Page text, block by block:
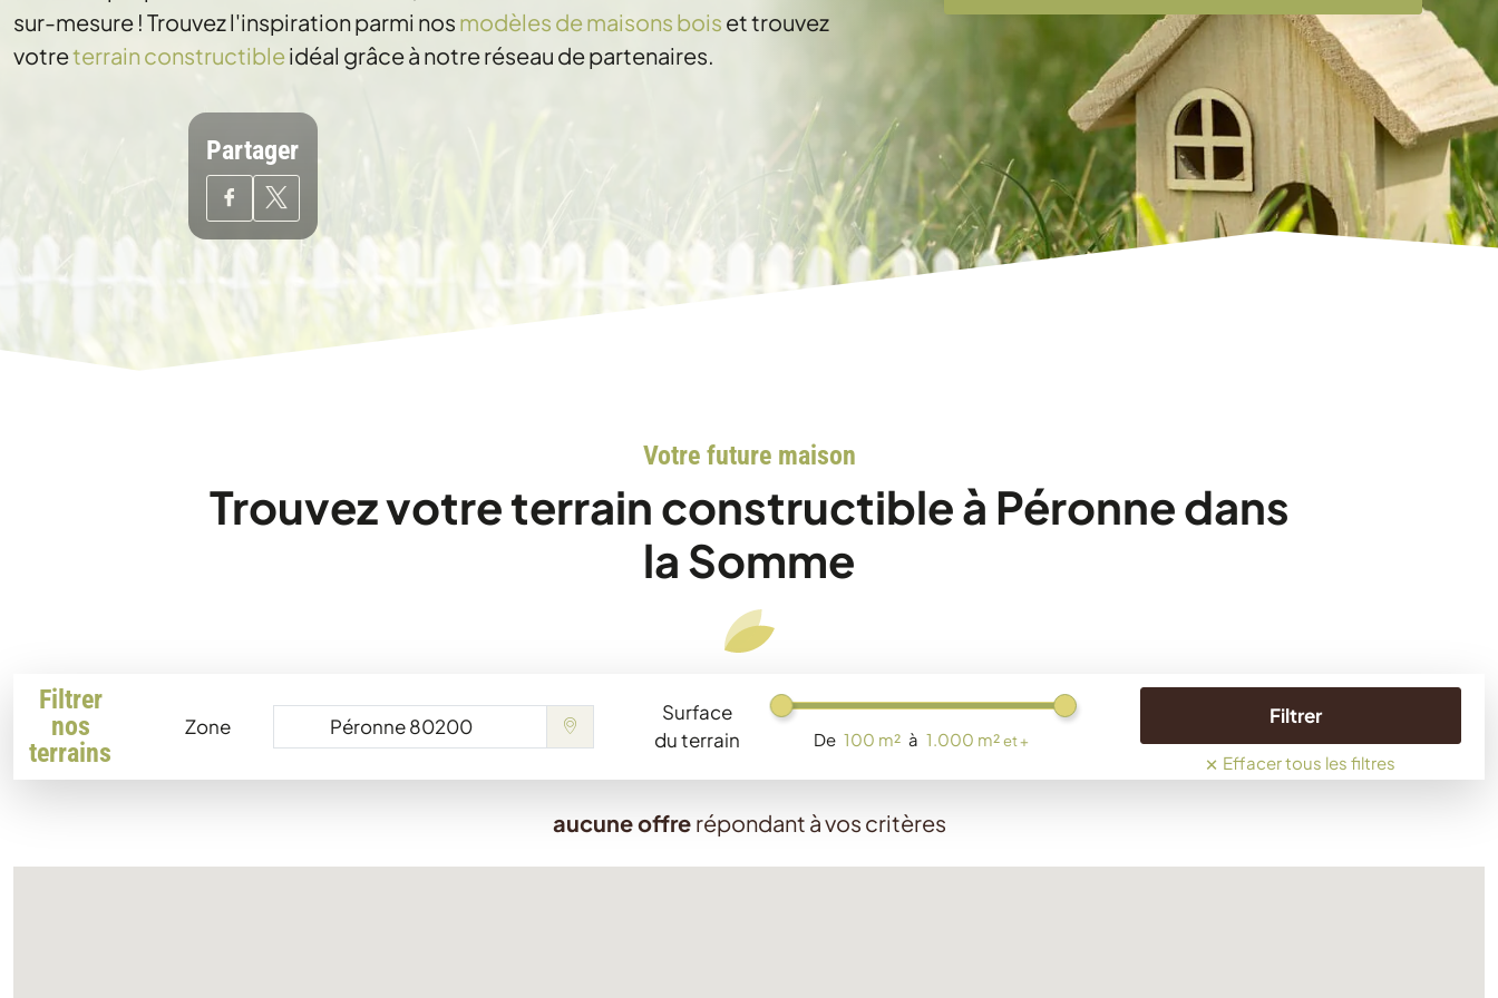
sur-mesure ! Trouvez l'inspiration parmi nos modèles de maisons bois et trouvez
votreterrain constructible idéal grâce à notre réseau de partenaires.
Partager
Votre future maison
Trouvez votre terrain constructible à Péronne dans
la Somme
Filtrer
nos
terrains
Zone
Surface
du terrain
De 100 m² à 1.000 m²et +
Filtrer
× Effacer tous les filtres
aucune offre répondant à vos critères